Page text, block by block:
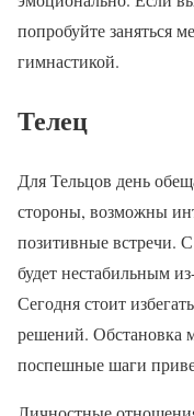
попробуйте заняться
гимнастикой.
Телец
Для Тельцов день
стороны, возможны
позитивные встречи.
будет нестабильным
Сегодня стоит
решений. Обстановка
поспешные шаги